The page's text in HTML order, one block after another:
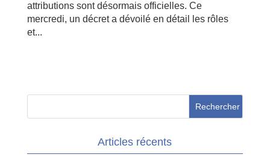
attributions sont désormais officielles. Ce
mercredi, un décret a dévoilé en détail les rôles
et...
Articles récents